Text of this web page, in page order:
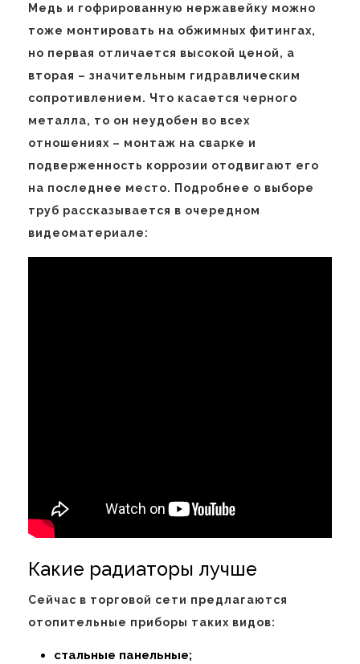
Медь и гофрированную нержавейку можно
тоже монтировать на обжимных фитингах,
но первая отличается высокой ценой, а
вторая – значительным гидравлическим
сопротивлением. Что касается черного
металла, то он неудобен во всех
отношениях – монтаж на сварке и
подверженность коррозии отодвигают его
на последнее место. Подробнее о выборе
труб рассказывается в очередном
видеоматериале:
Какие радиаторы лучше
Сейчас в торговой сети предлагаются
отопительные приборы таких видов:
стальные панельные;